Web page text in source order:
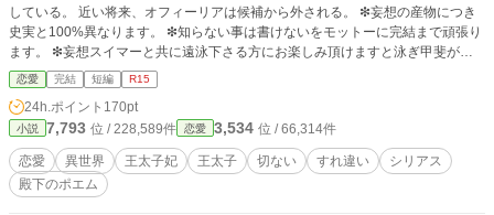
している。 近い将来、オフィーリアは候補から外される。 ❇妄想の産物につき
史実と100%異なります。 ❇知らない事は書けないをモットーに完結まで頑張り
ます。 ❇妄想スイマーと共に遠泳下さる方にお楽しみ頂けますと泳ぎ甲斐があ
ります。
恋愛 完結 短編 R15
24h.ポイント 170pt
小説 7,793 位 / 228,589件 恋愛 3,534 位 / 66,314件
恋愛 異世界 王太子妃 王太子 切ない すれ違い
シリアス
殿下のポエム